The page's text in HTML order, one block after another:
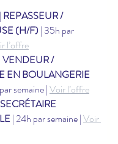
REPASSEUR /
(H/F) | 35h par
l’offre
VENDEUR /
EN BOULANGERIE
semaine | Voir l’offre
SECRÉTAIRE
| 24h par semaine | Voir